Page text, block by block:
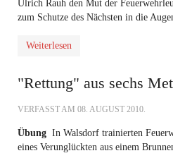
Ulrich Rauh den Mut der
zum Schutze des Nächsten in die
Weiterlesen
"Rettung" aus sechs
VERFASST AM 08. AUGUST 2010.
Übung In Walsdorf trainierten
eines Verunglückten aus einem